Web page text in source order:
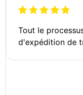
Tout le
d'expédition de